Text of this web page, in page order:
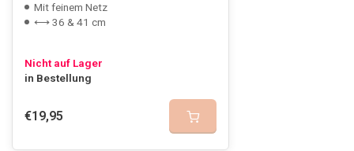
Mit feinem Netz
⟷ 36 & 41 cm
Nicht auf Lager
in Bestellung
€19,95